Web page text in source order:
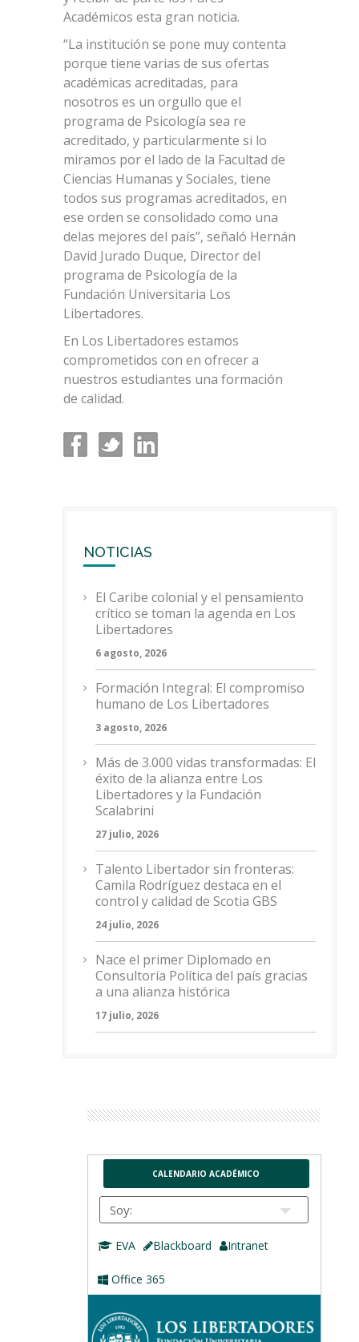
Académicos esta gran noticia.
“La institución se pone muy contenta
porque tiene varias de sus ofertas
académicas acreditadas, para
nosotros es un orgullo que el
programa de Psicología sea re
acreditado, y particularmente si lo
miramos por el lado de la Facultad de
Ciencias Humanas y Sociales, tiene
todos sus programas acreditados, en
ese orden se consolidado como una
delas mejores del país”, señaló Hernán
David Jurado Duque, Director del
programa de Psicología de la
Fundación Universitaria Los
Libertadores.
En Los Libertadores estamos
comprometidos con en ofrecer a
nuestros estudiantes una formación
de calidad.
NOTICIAS
El Caribe colonial y el pensamiento
crítico se toman la agenda en Los
Libertadores
6 agosto, 2026
Formación Integral: El compromiso
humano de Los Libertadores
3 agosto, 2026
Más de 3.000 vidas transformadas: El
éxito de la alianza entre Los
Libertadores y la Fundación
Scalabrini
27 julio, 2026
Talento Libertador sin fronteras:
Camila Rodríguez destaca en el
control y calidad de Scotia GBS
24 julio, 2026
Nace el primer Diplomado en
Consultoría Política del país gracias
a una alianza histórica
17 julio, 2026